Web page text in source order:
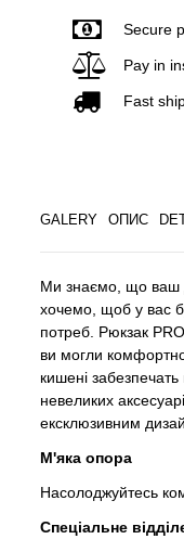
Secure
Pay in
Fast
GALERY ОПИС
Ми знаємо, що ваш
хочемо, щоб у вас
потреб. Рюкзак
ви могли
кишені
невеликих
ексклюзивним
М'яка опора
Насолоджуйтесь
Спеціальне